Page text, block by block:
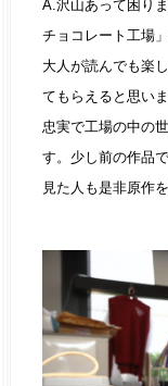
A.沢山あって困り
チョコレート工場
大人が読んでも楽
てもらえると思い
忠実で工場の中の
す。少し前の作品
見た人も是非原作